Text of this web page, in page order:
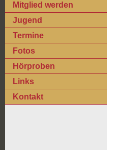
Mitglied werden
Jugend
Termine
Fotos
Hörproben
Links
Kontakt